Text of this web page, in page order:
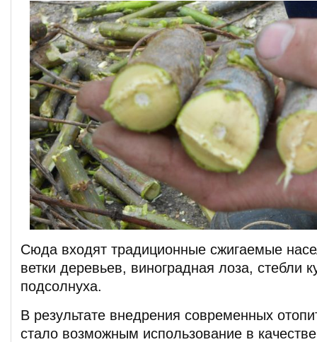
Сюда входят традиционные сжигаемые
ветки деревьев, виноградная лоза, стебли
подсолнуха.
В результате внедрения современных
стало возможным использование в